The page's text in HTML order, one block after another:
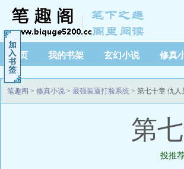
首页 我的书架 玄幻小说 修真
笔趣阁 > 修真小说 > 最强装逼打脸系统 > 第七十章 仇人
第
投推